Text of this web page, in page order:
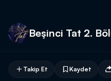
Beşinci Tat 2.
Takip Et Kaydet